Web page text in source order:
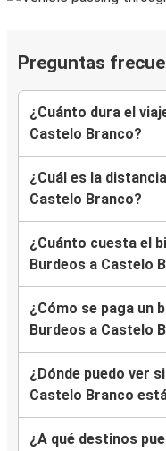
Preguntas
¿Cuánto dura el
Castelo Branco?
¿Cuál es la
Castelo Branco?
¿Cuánto cuesta el
Burdeos a Castelo
¿Cómo se paga un
Burdeos a Castelo
¿Dónde puedo ver
Castelo Branco
¿A qué destinos